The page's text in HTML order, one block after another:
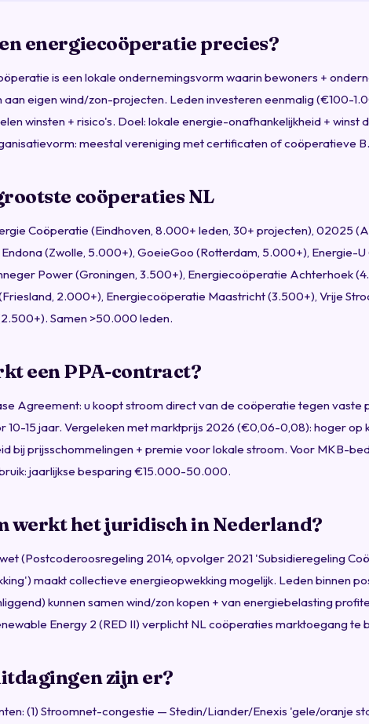
energiecoöperatie precies?
is een lokale ondernemingsvorm waarin bewoners +
aan eigen wind/zon-projecten. Leden investeren eenmalig (€100-
winsten + risico's. Doel: lokale energie-onafhankelijkheid + winst
meestal vereniging met certificaten of coöperatieve
coöperaties NL
Coöperatie (Eindhoven, 8.000+ leden, 30+ projecten), 02025
(Zwolle, 5.000+), GoeieGoo (Rotterdam, 5.000+), Energie-U
Power (Groningen, 3.500+), Energiecoöperatie Achterhoek
2.000+), Energiecoöperatie Maastricht (3.500+), Vrije
Samen >50.000 leden.
een PPA-contract?
Agreement: u koopt stroom direct van de coöperatie tegen vaste
10-15 jaar. Vergeleken met marktprijs 2026 (€0,06-0,08): hoger op
bij prijsschommelingen + premie voor lokale stroom. Voor MKB-
jaarlijkse besparing €15.000-50.000.
werkt het juridisch in Nederland?
(Postcoderoosregeling 2014, opvolger 2021 'Subsidieregeling
maakt collectieve energieopwekking mogelijk. Leden binnen
kunnen samen wind/zon kopen + van energiebelasting
Energy 2 (RED II) verplicht NL coöperaties marktoegang te
zijn er?
(1) Stroomnet-congestie — Stedin/Liander/Enexis 'gele/oranje